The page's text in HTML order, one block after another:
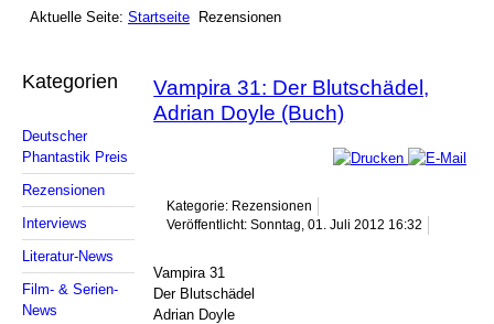
Aktuelle Seite: Startseite Rezensionen
Kategorien
Deutscher
Phantastik Preis
Rezensionen
Interviews
Literatur-News
Film- & Serien-
News
Vampira 31: Der Blutschädel,
Adrian Doyle (Buch)
Kategorie: Rezensionen
Veröffentlicht: Sonntag, 01. Juli 2012 16:32
Vampira 31
Der Blutschädel
Adrian Doyle